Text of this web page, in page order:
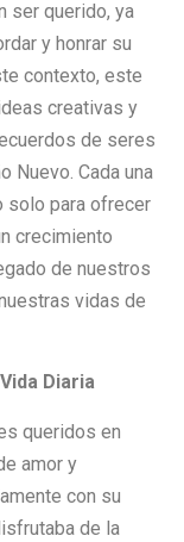
ser querido, ya
y honrar su
contexto, este
creativas y
de seres
Nuevo. Cada una
solo para ofrecer
crecimiento
de nuestros
vidas de
Diaria
queridos en
amor y
con su
de la